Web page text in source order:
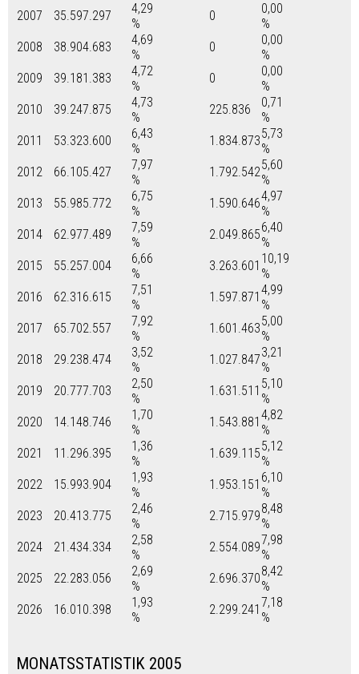
2007
35.597.297
4,29
%
0
0,00
%
2008
38.904.683
4,69
%
0
0,00
%
2009
39.181.383
4,72
%
0
0,00
%
2010
39.247.875
4,73
%
225.836
0,71
%
2011
53.323.600
6,43
%
1.834.8735,73
%
2012
66.105.427
7,97
%
1.792.5425,60
%
2013
55.985.772
6,75
%
1.590.6464,97
%
2014
62.977.489
7,59
%
2.049.8656,40
%
2015
55.257.004
6,66
%
3.263.601 10,19
%
2016
62.316.615
7,51
%
1.597.871 4,99
%
2017
65.702.557
7,92
%
1.601.4635,00
%
2018
29.238.474
3,52
%
1.027.8473,21
%
2019
20.777.703
2,50
%
1.631.511 5,10
%
2020
14.148.746
1,70
%
1.543.881 4,82
%
2021
11.296.395
1,36
%
1.639.1155,12
%
2022
15.993.904
1,93
%
1.953.151 6,10
%
2023
20.413.775
2,46
%
2.715.9798,48
%
2024
21.434.334
2,58
%
2.554.0897,98
%
2025
22.283.056
2,69
%
2.696.3708,42
%
2026
16.010.398
1,93
%
2.299.241 7,18
%
MONATSSTATISTIK 2005